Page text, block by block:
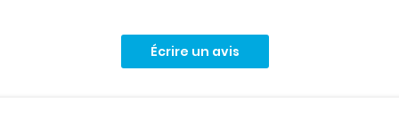
Écrire un avis